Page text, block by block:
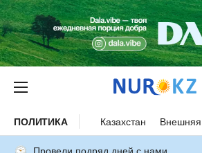
ПОЛИТИКА Казахстан Внешняя